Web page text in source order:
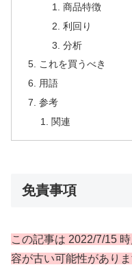
商品特徴
利回り
分析
これを買うべき
用語
参考
関連
免責事項
この記事は 2022/7/15
容が古い可能性がありま